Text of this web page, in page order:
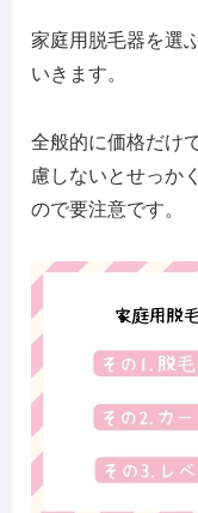
家庭用脱毛器を選
いきます。
全般的に価格だけ
慮しないとせっか
ので要注意です。